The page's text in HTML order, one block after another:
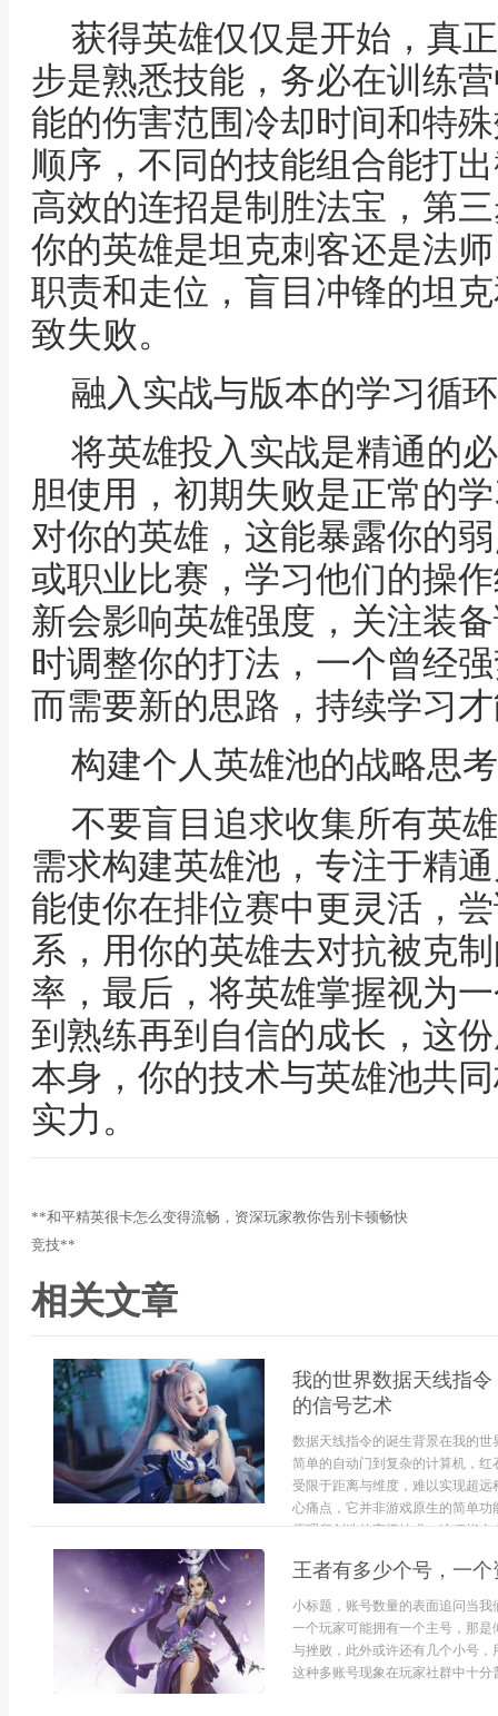
获得英雄仅仅是开始，真
步是熟悉技能，务必在训练
能的伤害范围冷却时间和特
顺序，不同的技能组合能打
高效的连招是制胜法宝，第
你的英雄是坦克刺客还是法
职责和走位，盲目冲锋的坦
致失败。
融入实战与版本的学习循环
将英雄投入实战是精通的
胆使用，初期失败是正常的
对你的英雄，这能暴露你的
或职业比赛，学习他们的操
新会影响英雄强度，关注装
时调整你的打法，一个曾经
而需要新的思路，持续学习
构建个人英雄池的战略思考
不要盲目追求收集所有英
需求构建英雄池，专注于精
能使你在排位赛中更灵活，
系，用你的英雄去对抗被克
率，最后，将英雄掌握视为
到熟练再到自信的成长，这
本身，你的技术与英雄池共
实力。
**和平精英很卡怎么变得流畅，资深玩家教你告别卡顿畅快
竞技**
相关文章
我的世界数据天线指
的信号艺术
数据天线指令的诞生背景在我的
简单的自动门到复杂的计算机，
受限于距离与维度，难以实现超
心痛点，它并非游戏原生的简单
原理所创造的高级技术，这项指
王者有多少个号，一
小标题，账号数量的表面追问当
一个玩家可能拥有一个主号，那
与挫败，此外或许还有几个小号
这种多账号现象在玩家社群中十分